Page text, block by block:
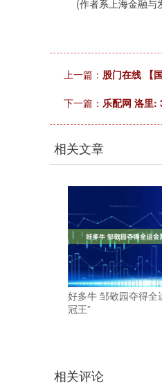
(作者系上海金融与
上一篇： 股门在线 【
下一篇： 乐配网 洛里:
相关文章
好多牛 邹敬园夺得全
冠王”
相关评论